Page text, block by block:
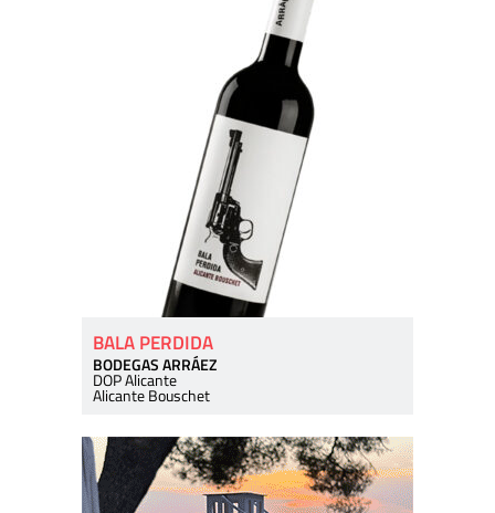
BALA PERDIDA
BODEGAS ARRÁEZ
DOP Alicante
Alicante Bouschet